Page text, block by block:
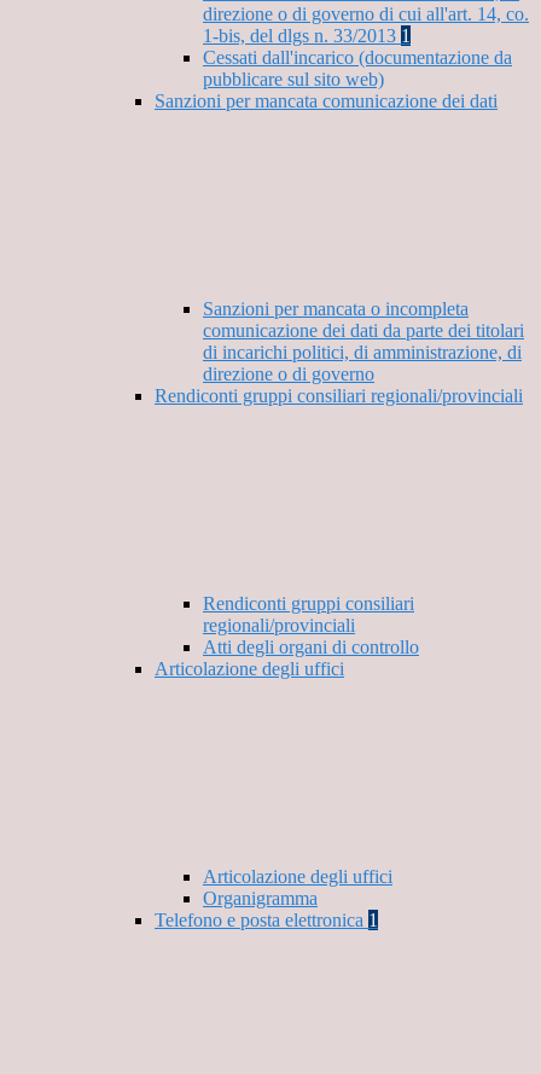
direzione o di governo di cui all'art. 14, co.
1-bis, del dlgs n. 33/2013 1
Cessati dall'incarico (documentazione da
pubblicare sul sito web)
Sanzioni per mancata comunicazione dei dati
Sanzioni per mancata o incompleta
comunicazione dei dati da parte dei titolari
di incarichi politici, di amministrazione, di
direzione o di governo
Rendiconti gruppi consiliari regionali/provinciali
Rendiconti gruppi consiliari
regionali/provinciali
Atti degli organi di controllo
Articolazione degli uffici
Articolazione degli uffici
Organigramma
Telefono e posta elettronica 1